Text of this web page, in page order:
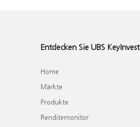
Entdecken Sie UBS KeyInvest
Home
Märkte
Produkte
Renditemonitor